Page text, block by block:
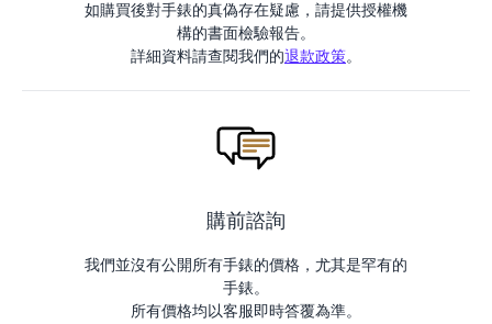
如購買後對手錶的真偽存在疑慮，請提供授權機
構的書面檢驗報告。
詳細資料請查閱我們的退款政策。
購前諮詢
我們並沒有公開所有手錶的價格，尤其是罕有的
手錶。
所有價格均以客服即時答覆為準。